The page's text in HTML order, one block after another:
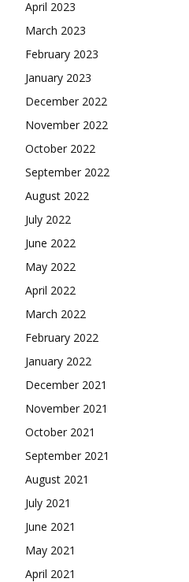
April 2023
March 2023
February 2023
January 2023
December 2022
November 2022
October 2022
September 2022
August 2022
July 2022
June 2022
May 2022
April 2022
March 2022
February 2022
January 2022
December 2021
November 2021
October 2021
September 2021
August 2021
July 2021
June 2021
May 2021
April 2021